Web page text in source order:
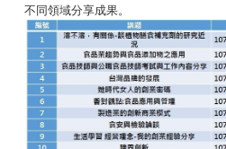
不同領域分享成果。